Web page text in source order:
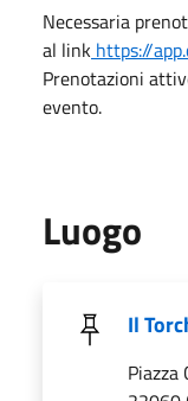
Necessaria
al link https://
Prenotazioni
evento.
Luogo
Il
Piazza